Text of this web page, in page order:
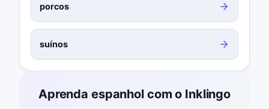
porcos
suínos
Aprenda espanhol com o Inklingo